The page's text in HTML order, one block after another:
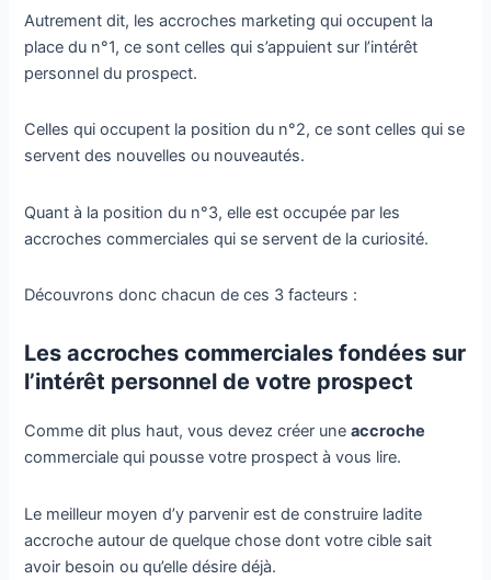
Autrement dit, les accroches marketing qui occupent la
place du n°1, ce sont celles qui s’appuient sur l’intérêt
personnel du prospect.
Celles qui occupent la position du n°2, ce sont celles qui se
servent des nouvelles ou nouveautés.
Quant à la position du n°3, elle est occupée par les
accroches commerciales qui se servent de la curiosité.
Découvrons donc chacun de ces 3 facteurs :
Les accroches commerciales fondées sur
l’intérêt personnel de votre prospect
Comme dit plus haut, vous devez créer uneaccroche
commerciale qui pousse votre prospect à vous lire.
Le meilleur moyen d’y parvenir est de construire ladite
accroche autour de quelque chose dont votre cible sait
avoir besoin ou qu’elle désire déjà.